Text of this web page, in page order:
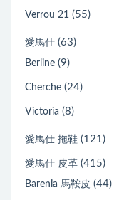
Verrou 21 (55)
愛馬仕 (63)
Berline (9)
Cherche (24)
Victoria (8)
愛馬仕 拖鞋 (121)
愛馬仕 皮革 (415)
Barenia 馬鞍皮 (44)